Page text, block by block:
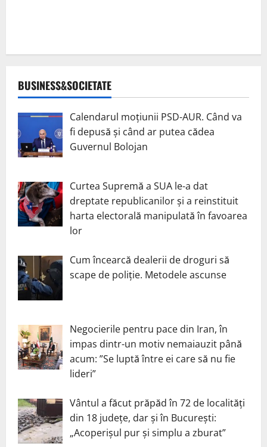
BUSINESS&SOCIETATE
Calendarul moțiunii PSD-AUR. Când va
fi depusă și când ar putea cădea
Guvernul Bolojan
Curtea Supremă a SUA le-a dat
dreptate republicanilor și a reinstituit
harta electorală manipulată în favoarea
lor
Cum încearcă dealerii de droguri să
scape de poliție. Metodele ascunse
Negocierile pentru pace din Iran, în
impas dintr-un motiv nemaiauzit până
acum: ”Se luptă între ei care să nu fie
lideri”
Vântul a făcut prăpăd în 72 de localități
din 18 județe, dar și în București:
„Acoperișul pur și simplu a zburat”